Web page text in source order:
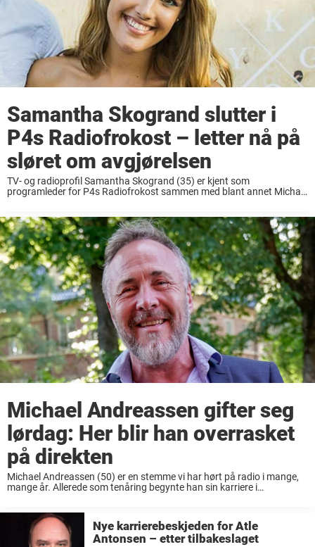
Samantha Skogrand slutter i
P4s Radiofrokost – letter nå på
sløret om avgjørelsen
TV- og radioprofil Samantha Skogrand (35) er kjent som
programleder for P4s Radiofrokost sammen med blant annet Michael
Michael Andreassen gifter seg
lørdag: Her blir han overrasket
på direkten
Michael Andreassen (50) er en stemme vi har hørt på radio i mange,
mange år. Allerede som tenåring begynte han sin karriere i
Nye karrierebeskjeden for Atle
Antonsen – etter tilbakeslaget